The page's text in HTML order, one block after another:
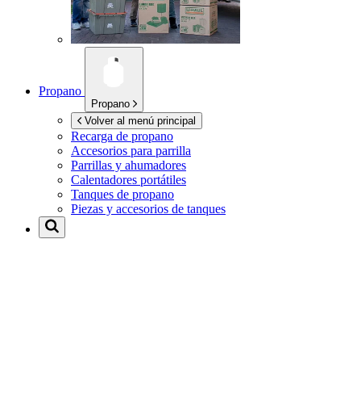
Propano
Propano
Volver al menú principal
Recarga de propano
Accesorios para parrilla
Parrillas y ahumadores
Calentadores portátiles
Tanques de propano
Piezas y accesorios de tanques